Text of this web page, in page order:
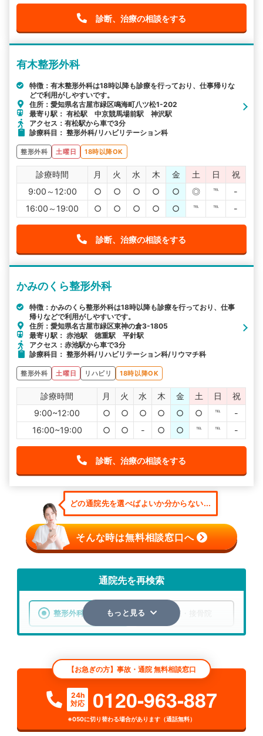
診断、治療の相談をする
有木整形外科
特徴：有木整形外科は18時以降も診療を行っており、仕事帰りな
どで利用がしやすいです。
住所：愛知県名古屋市緑区鳴海町八ツ松1-202
最寄り駅： 有松駅 中京競馬場前駅 神沢駅
アクセス：有松駅から車で3分
診療科目： 整形外科/リハビリテーション科
整形外科 土曜日 18時以降OK
診療時間 月 火 水 木 金 土 日
祝
9:00～12:00
○ ○ ○ ○ ○ ◎ ℡
-
16:00～19:00
○ ○ ○ ○ ○ ℡ ℡ -
診断、治療の相談をする
かみのくら整形外科
特徴：かみのくら整形外科は18時以降も診療を行っており、仕事
帰りなどで利用がしやすいです。
住所：愛知県名古屋市緑区東神の倉3-1805
最寄り駅： 赤池駅 徳重駅 平針駅
アクセス：赤池駅から車で3分
診療科目： 整形外科/リハビリテーション科/リウマチ科
整形外科 土曜日 リハビリ 18時以降OK
診療時間 月 火 水 木 金 土 日
祝
9:00~12:00
○ ○ ○ ○ ○ ○ ℡
-
16:00~19:00
○ ○ - ○ ○ ℡ ℡ -
診断、治療の相談をする
どの通院先を選べばよいか分からない...
そんな時は無料相談窓口へ
通院先を再検索
整形外科 整骨院・接骨院
検索する
詳細条件で絞り込む
その他の検索方法
もっと見る
【お急ぎの方】事故・通院 無料相談窓口
24h
対応
0120-963-887
※050に切り替わる場合があります（通話無料）